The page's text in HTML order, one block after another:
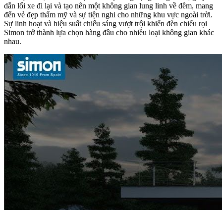
dẫn lối xe đi lại và tạo nên một không gian lung linh về đêm, mang
đến vẻ đẹp thẩm mỹ và sự tiện nghi cho những khu vực ngoài trời.
Sự linh hoạt và hiệu suất chiếu sáng vượt trội khiến đèn chiếu rọi
Simon trở thành lựa chọn hàng đầu cho nhiều loại không gian khác
nhau.